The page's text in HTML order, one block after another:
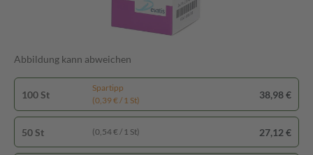
Abbildung kann abweichen
100 St
Spartipp
(0,39 € / 1 St)
38,98 €
50 St (0,54 € / 1 St) 27,12 €